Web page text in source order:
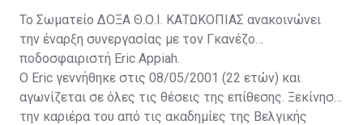
Το Σωματείο ΔΟΞΑ Θ.Ο.Ι. ΚΑΤΩΚΟΠΙΑΣ ανακοινώνει
την έναρξη συνεργασίας με τον Γκανέζο
ποδοσφαιριστή Eric Appiah.
Ο Eric γεννήθηκε στις 08/05/2001 (22 ετών) και
αγωνίζεται σε όλες τις θέσεις της επίθεσης. Ξεκίνησε
την καριέρα του από τις ακαδημίες της Βελγικής